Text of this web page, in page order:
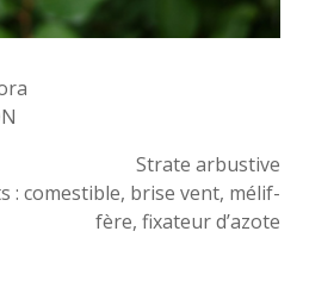
Strate arbustive
: comestible, brise vent, mélif-
fère, fixateur d’azote